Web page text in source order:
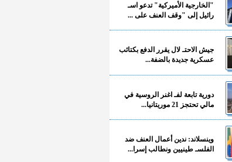
"الخارجية الأميركية" تدعو اسـ
رائيل إلى "وقف العنف على ...
جيش الاحتـ لال يقرر الدفع بكتائب
عسكرية جديدة بالضفة...
دورية تابعة لفـ اغنر الروسية في
مالي تحتجز 21 موريتانيا...
وينسلاند: ندين أعمال العنف ضد
الفلسـ طينيين ونطالب إسرا...